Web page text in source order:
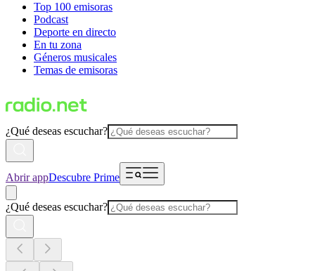
Top 100 emisoras
Podcast
Deporte en directo
En tu zona
Géneros musicales
Temas de emisoras
¿Qué deseas escuchar?
Abrir appDescubre Prime
¿Qué deseas escuchar?